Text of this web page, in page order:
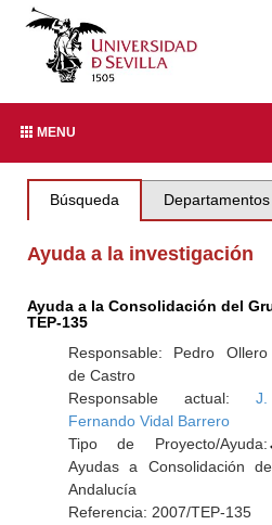
MENU
Búsqueda Departamentos
Ayuda a la investigación
Ayuda a la Consolidación del
TEP-135
Responsable: Pedro Ollero
de Castro
Responsable actual: J.
Fernando Vidal Barrero
Tipo de Proyecto/Ayuda:
Ayudas a Consolidación
Andalucía
Referencia: 2007/TEP-135